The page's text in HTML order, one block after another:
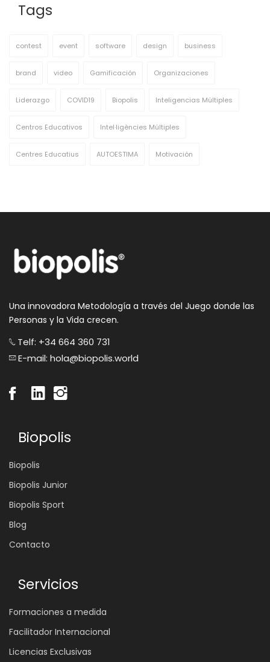
Tags
contest event software design business
brand video Gamificación Organizaciones
Liderazgo COVID19 Biopolis Inteligencias Múltiples
Centros Educativos Intel·ligències Múltiples
Centres Educatius AUTOESTIMA Motivación
Una innovadora Metodología a través del Juego donde las
Personas y la Vida crecen.
Telf: +34 664 360 731
E-mail: hola@biopolis.world
Biopolis
Biopolis
Biopolis Junior
Biopolis Sport
Blog
Contacto
Servicios
Formaciones a medida
Facilitador Internacional
Licencias Exclusivas